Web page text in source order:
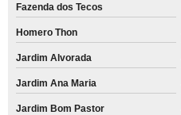
Fazenda dos Tecos
Homero Thon
Jardim Alvorada
Jardim Ana Maria
Jardim Bom Pastor